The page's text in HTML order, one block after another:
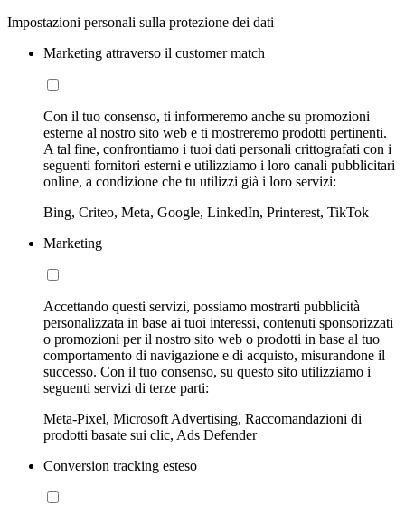
Impostazioni personali sulla protezione dei dati
Marketing attraverso il customer match
Con il tuo consenso, ti informeremo anche su promozioni
esterne al nostro sito web e ti mostreremo prodotti pertinenti.
A tal fine, confrontiamo i tuoi dati personali crittografati con i
seguenti fornitori esterni e utilizziamo i loro canali pubblicitari
online, a condizione che tu utilizzi già i loro servizi:
Bing, Criteo, Meta, Google, LinkedIn, Printerest, TikTok
Marketing
Accettando questi servizi, possiamo mostrarti pubblicità
personalizzata in base ai tuoi interessi, contenuti sponsorizzati
o promozioni per il nostro sito web o prodotti in base al tuo
comportamento di navigazione e di acquisto, misurandone il
successo. Con il tuo consenso, su questo sito utilizziamo i
seguenti servizi di terze parti:
Meta-Pixel, Microsoft Advertising, Raccomandazioni di
prodotti basate sui clic, Ads Defender
Conversion tracking esteso